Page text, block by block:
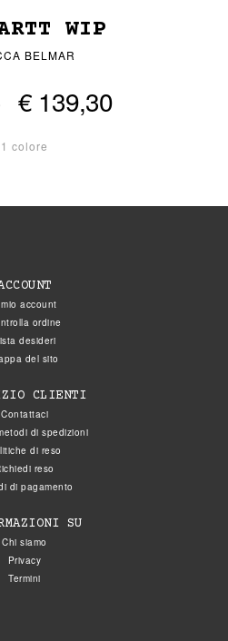
WIP
BELMAR
€ 139,30
1 colore
account
ordine
desideri
del sito
CLIENTI
Contattaci
di spedizioni
di reso
reso
di pagamento
SU
Chi siamo
Privacy
Termini